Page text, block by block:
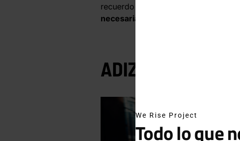
recuerdo de cada uno en el
necesariamente de preferencia
ADIZERO ADIOS
We Rise Project
Todo lo que